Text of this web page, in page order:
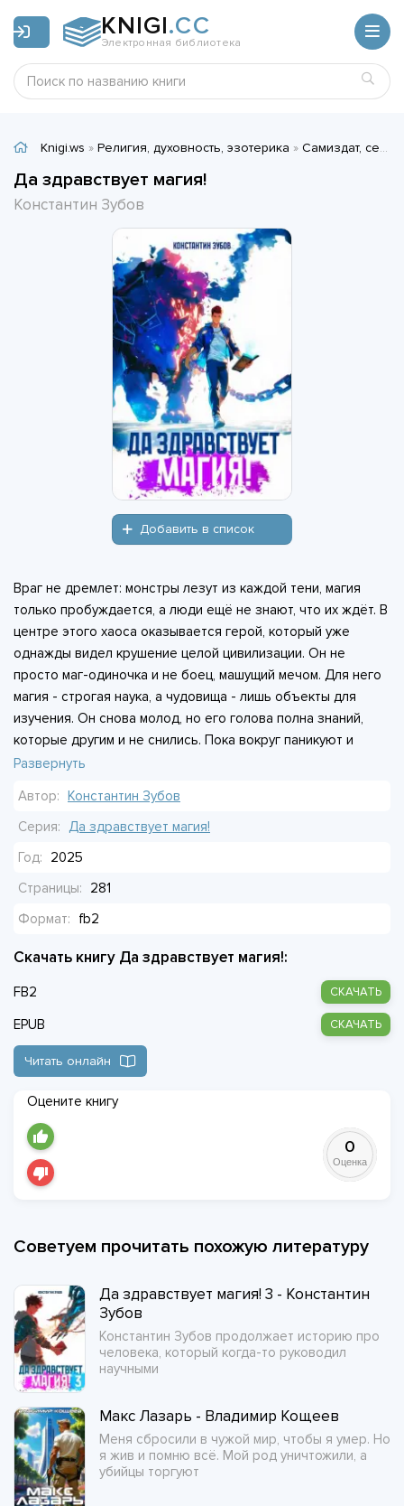
KNIGI.CC
Электронная библиотека
Knigi.ws » Религия, духовность, эзотерика » Самиздат, сетевая литература
Да здравствует магия!
Константин Зубов
Добавить в список
Враг не дремлет: монстры лезут из каждой тени, магия
только пробуждается, а люди ещё не знают, что их ждёт. В
центре этого хаоса оказывается герой, который уже
однажды видел крушение целой цивилизации. Он не
просто маг-одиночка и не боец, машущий мечом. Для него
магия - строгая наука, а чудовища - лишь объекты для
изучения. Он снова молод, но его голова полна знаний,
которые другим и не снились. Пока вокруг паникуют и
тыкают в неизвестность пальцами, он спокойно разбирает
выживать. Он собирается переписать правила так, чтобы
проигрыш, который он уже пережил, больше не
повторился. Помешать ему может только одно: его
может оказаться.
Развернуть
Автор: Константин Зубов
Серия: Да здравствует магия!
Год:
2025
Страницы:
281
Формат:
fb2
Скачать книгу Да здравствует магия!:
FB2 СКАЧАТЬ
EPUB СКАЧАТЬ
Читать онлайн
Оцените книгу
0
Оценка
Советуем прочитать похожую литературу
Да здравствует магия! 3 - Константин
Зубов
Константин Зубов продолжает историю про
человека, который когда-то руководил
научными
Макс Лазарь - Владимир Кощеев
Меня сбросили в чужой мир, чтобы я умер. Но
я жив и помню всё. Мой род уничтожили, а
убийцы торгуют